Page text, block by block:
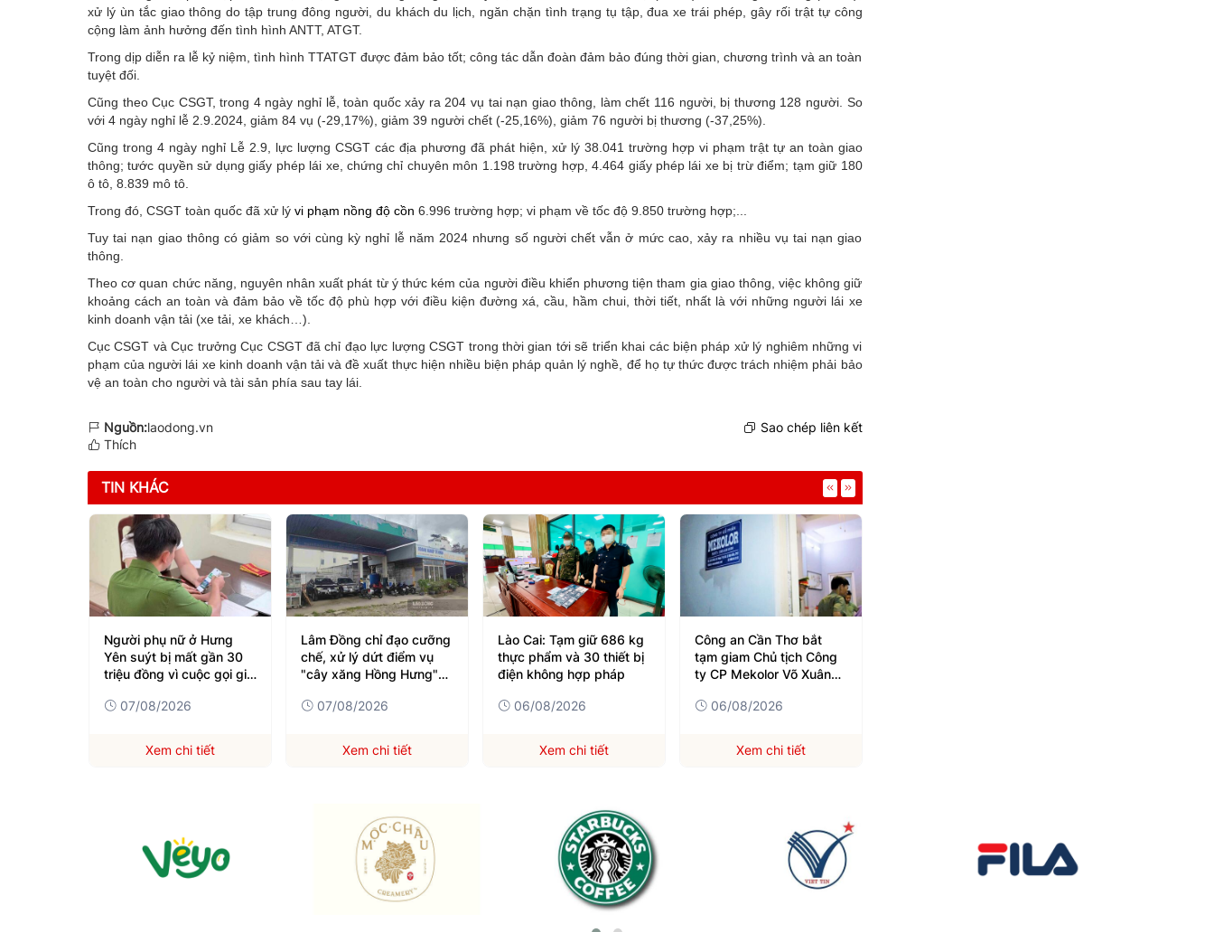
xử lý ùn tắc giao thông do tập trung đông người, du khách du lịch, ngăn chặn tình trạng tụ tập, đua xe trái phép, gây rối trật tự công
cộng làm ảnh hưởng đến tình hình ANTT, ATGT.
Trong dịp diễn ra lễ kỷ niệm, tình hình TTATGT được đảm bảo tốt; công tác dẫn đoàn đảm bảo đúng thời gian, chương trình và an toàn
tuyệt đối.
Cũng theo Cục CSGT, trong 4 ngày nghỉ lễ, toàn quốc xảy ra 204 vụ tai nạn giao thông, làm chết 116 người, bị thương 128 người. So
với 4 ngày nghỉ lễ 2.9.2024, giảm 84 vụ (-29,17%), giảm 39 người chết (-25,16%), giảm 76 người bị thương (-37,25%).
Cũng trong 4 ngày nghỉ Lễ 2.9, lực lượng CSGT các địa phương đã phát hiện, xử lý 38.041 trường hợp vi phạm trật tự an toàn giao
thông; tước quyền sử dụng giấy phép lái xe, chứng chỉ chuyên môn 1.198 trường hợp, 4.464 giấy phép lái xe bị trừ điểm; tạm giữ 180
ô tô, 8.839 mô tô.
Trong đó, CSGT toàn quốc đã xử lý vi phạm nồng độ cồn 6.996 trường hợp; vi phạm về tốc độ 9.850 trường hợp;...
Tuy tai nạn giao thông có giảm so với cùng kỳ nghỉ lễ năm 2024 nhưng số người chết vẫn ở mức cao, xảy ra nhiều vụ tai nạn giao
thông.
Theo cơ quan chức năng, nguyên nhân xuất phát từ ý thức kém của người điều khiển phương tiện tham gia giao thông, việc không giữ
khoảng cách an toàn và đảm bảo về tốc độ phù hợp với điều kiện đường xá, cầu, hầm chui, thời tiết, nhất là với những người lái xe
kinh doanh vận tải (xe tải, xe khách…).
Cục CSGT và Cục trưởng Cục CSGT đã chỉ đạo lực lượng CSGT trong thời gian tới sẽ triển khai các biện pháp xử lý nghiêm những vi
phạm của người lái xe kinh doanh vận tải và đề xuất thực hiện nhiều biện pháp quản lý nghề, để họ tự thức được trách nhiệm phải bảo
vệ an toàn cho người và tài sản phía sau tay lái.
Nguồn:laodong.vn
Sao chép liên kết
Thích
TIN KHÁC
Người phụ nữ ở Hưng
Yên suýt bị mất gần 30
triệu đồng vì cuộc gọi giả
07/08/2026
Xem chi tiết
Lâm Đồng chỉ đạo cưỡng
chế, xử lý dứt điểm vụ
"cây xăng Hồng Hưng"
07/08/2026
Xem chi tiết
Lào Cai: Tạm giữ 686 kg
thực phẩm và 30 thiết bị
điện không hợp pháp
06/08/2026
Xem chi tiết
Công an Cần Thơ bắt
tạm giam Chủ tịch Công
ty CP Mekolor Võ Xuân
06/08/2026
Xem chi tiết